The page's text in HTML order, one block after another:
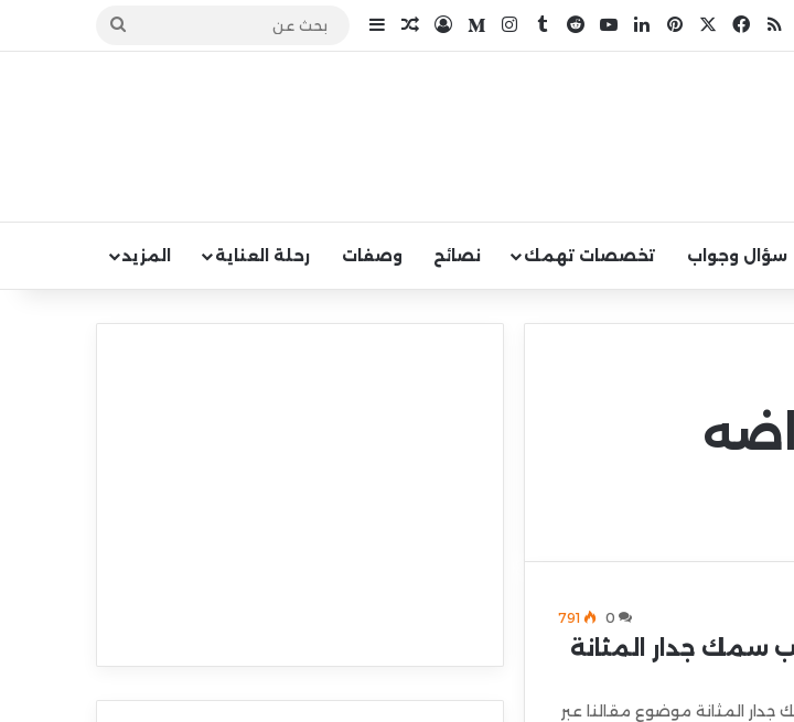
ملخص الموقع RSS
فيسبوكبينتيريست
لينكدإنيوتيوب انستقرامmediumتسجيل الدخول
مقال عشوائي
إضافة عمود جانبي
بحث
سؤال وجواب تخصصات تهمك نصائح وصفات رحلة العناية المزيد
0
791
سمك جدار المثانة
المثانة موضوع مقالنا عبر